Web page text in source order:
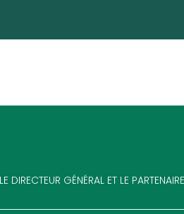
GÉNÉRAL ET LE